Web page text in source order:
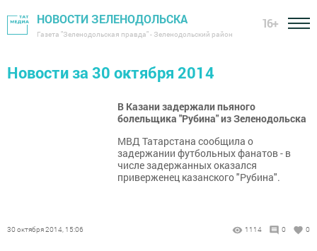
НОВОСТИ ЗЕЛЕНОДОЛЬСКА
Газета "Зеленодольская правда" - Зеленодольский район
16+
Новости за 30 октября 2014
В Казани задержали пьяного
болельщика "Рубина" из Зеленодольска
МВД Татарстана сообщила о
задержании футбольных фанатов - в
числе задержанных оказался
приверженец казанского "Рубина".
30 октября 2014, 15:06 1114 0 0